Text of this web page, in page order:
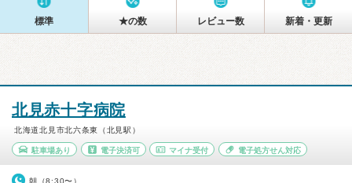
標準 ★の数 レビュー数 新着・更新
北見赤十字病院
北海道北見市北六条東（北見駅）
駐車場あり 電子決済可 マイナ受付 電子処方せん対応
朝（8:30〜）